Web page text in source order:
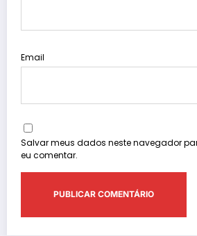
Email
Salvar meus dados neste navegador
eu comentar.